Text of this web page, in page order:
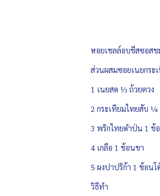
หอยเชลล์อบชีสซอสช
ส่วนผสมซอยเนยกระ
1 เนยสด ½ ถ้วยตวง
2 กระเทียมไทยสับ ¼
3 พริกไทยดำป่น 1 ช้
4 เกลือ 1 ช้อนชา
5 ผงปาปริก้า 1 ช้อนโ
วิธีทำ